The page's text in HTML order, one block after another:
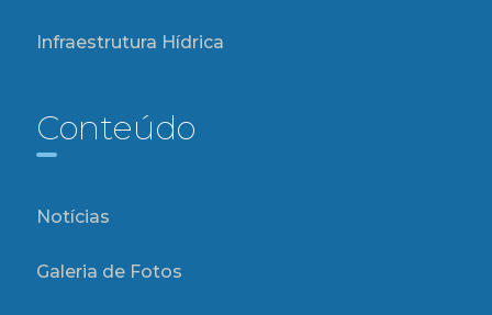
Infraestrutura Hídrica
Conteúdo
Notícias
Galeria de Fotos